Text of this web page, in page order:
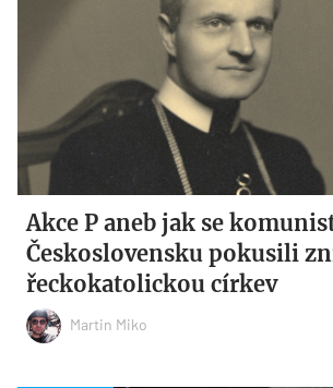
Akce P aneb jak se
Československu pokusili
řeckokatolickou církev
Martin Miko